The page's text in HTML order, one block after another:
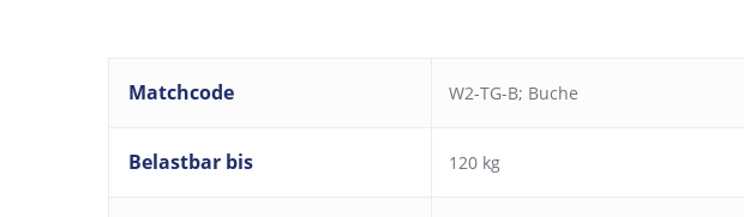
Matchcode W2-TG-B; Buche
Belastbar bis 120 kg